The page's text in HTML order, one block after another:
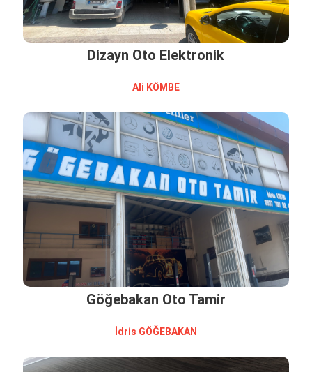
Dizayn Oto Elektronik
Ali̇ KÖMBE
Göğebakan Oto Tamir
İdri̇s GÖĞEBAKAN